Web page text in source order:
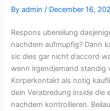
Byadmin/ December 16,
Respons ubereilung
nachdem aufmupfig? Dann
sic dies gar nicht d’accord
wenn irgendjemand standig
Korperkontakt als notig
dein Verabredung inside die
nachdem kontrollieren.